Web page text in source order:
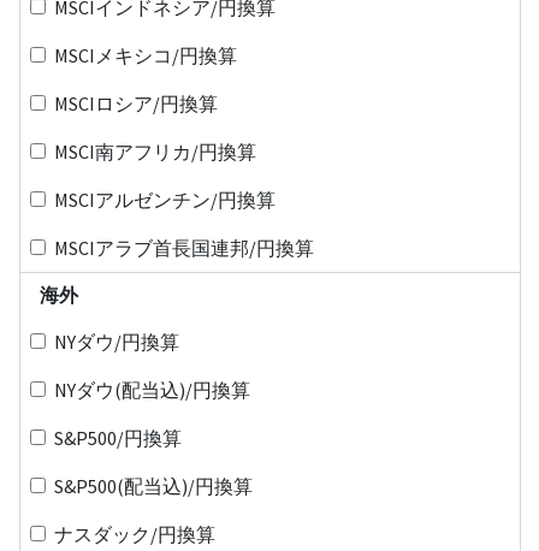
MSCIインドネシア/円換算
MSCIメキシコ/円換算
MSCIロシア/円換算
MSCI南アフリカ/円換算
MSCIアルゼンチン/円換算
MSCIアラブ首長国連邦/円換算
海外
NYダウ/円換算
NYダウ(配当込)/円換算
S&P500/円換算
S&P500(配当込)/円換算
ナスダック/円換算